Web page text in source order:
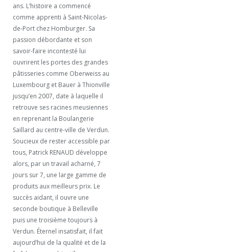
ans. L’histoire a commencé
comme apprenti à Saint-Nicolas-
de-Port chez Homburger. Sa
passion débordante et son
savoir-faire incontesté lui
ouvrirent les portes des grandes
pâtisseries comme Oberweiss au
Luxembourg et Bauer à Thionville
jusqu’en 2007, date à laquelle il
retrouve ses racines meusiennes
en reprenant la Boulangerie
Saillard au centre-ville de Verdun.
Soucieux de rester accessible par
tous, Patrick RENAUD développe
alors, par un travail acharné, 7
jours sur 7, une large gamme de
produits aux meilleurs prix. Le
succès aidant, il ouvre une
seconde boutique à Belleville
puis une troisième toujours à
Verdun. Éternel insatisfait, il fait
aujourd’hui de la qualité et de la